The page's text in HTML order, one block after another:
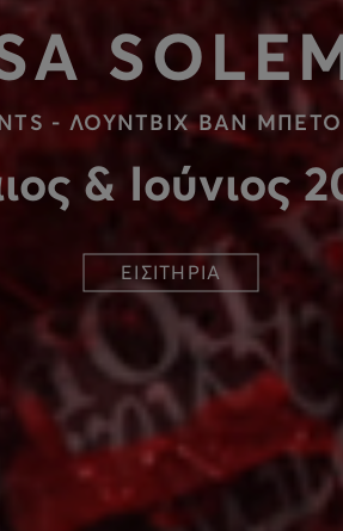
- ΛΟΥΝΤΒΙΧ ΒΑΝ
& Ιούνιος
ΕΙΣΙΤΗΡΙΑ